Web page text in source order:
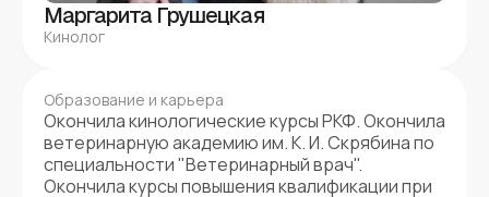
Маргарита Грушецкая
Кинолог
Образование и карьера
Окончила кинологические курсы РКФ. Окончила
ветеринарную академию им. К. И. Скрябина по
специальности "Ветеринарный врач".
Окончила курсы повышения квалификации при